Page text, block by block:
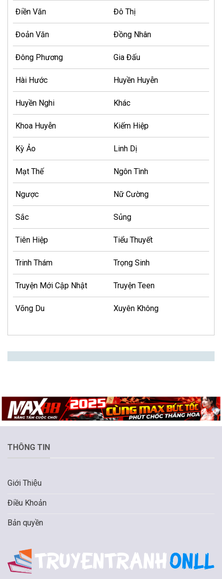
Điền Văn Đô Thị
Đoản Văn Đồng Nhân
Đông Phương Gia Đấu
Hài Hước Huyền Huyễn
Huyền Nghi Khác
Khoa Huyễn Kiếm Hiệp
Kỳ Ảo Linh Dị
Mạt Thế Ngôn Tình
Ngược Nữ Cường
Sắc Sủng
Tiên Hiệp Tiểu Thuyết
Trinh Thám Trọng Sinh
Truyện Mới Cập Nhật Truyện Teen
Võng Du Xuyên Không
THÔNG TIN
Giới Thiệu
Điều Khoản
Bản quyền